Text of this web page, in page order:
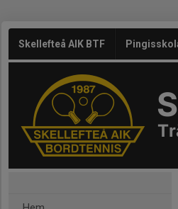
Skellefteå AIK BTF